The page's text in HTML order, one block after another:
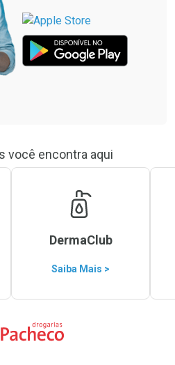
você encontra aqui
DermaClub
Saiba Mais >
a Home